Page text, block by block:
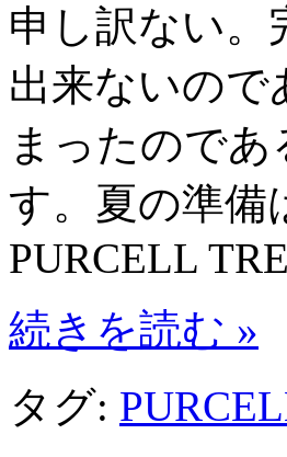
申し訳ない。
出来ないので
まったので
す。夏の準備
PURCELL
続きを読む »
タグ: